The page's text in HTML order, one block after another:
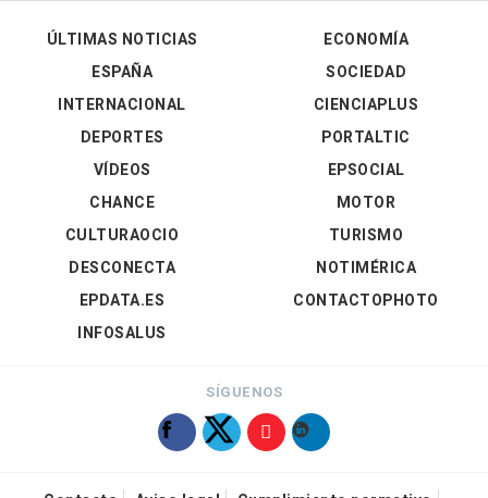
ÚLTIMAS NOTICIAS
ESPAÑA
INTERNACIONAL
DEPORTES
VÍDEOS
ECONOMÍA
SOCIEDAD
CIENCIAPLUS
PORTALTIC
EPSOCIAL
CHANCE
CULTURAOCIO
DESCONECTA
EPDATA.ES
INFOSALUS
MOTOR
TURISMO
NOTIMÉRICA
CONTACTOPHOTO
SÍGUENOS